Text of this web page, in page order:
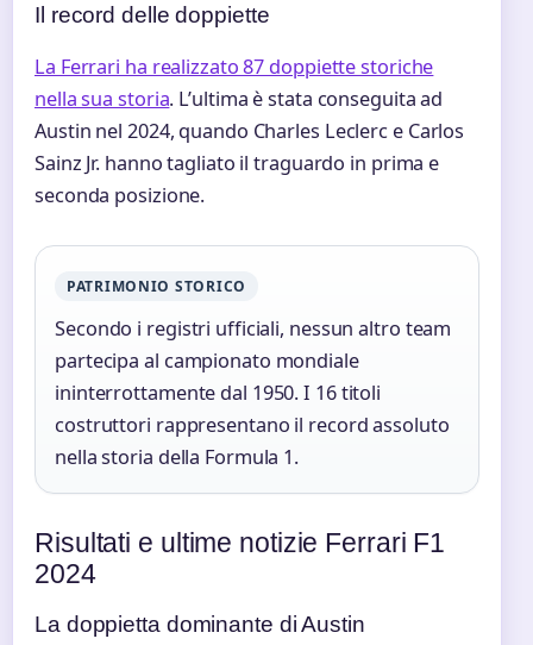
Il record delle doppiette
La Ferrari ha realizzato 87 doppiette storiche
nella sua storia. L’ultima è stata conseguita ad
Austin nel 2024, quando Charles Leclerc e Carlos
Sainz Jr. hanno tagliato il traguardo in prima e
seconda posizione.
PATRIMONIO STORICO
Secondo i registri ufficiali, nessun altro team
partecipa al campionato mondiale
ininterrottamente dal 1950. I 16 titoli
costruttori rappresentano il record assoluto
nella storia della Formula 1.
Risultati e ultime notizie Ferrari F1
2024
La doppietta dominante di Austin